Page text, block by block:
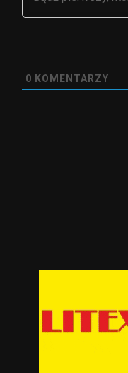
0 KOMENTARZY